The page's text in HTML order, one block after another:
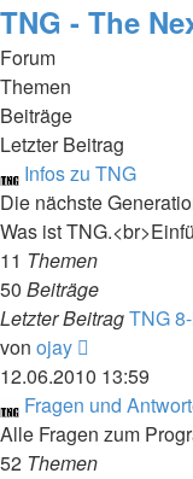
TNG - The
Forum
Themen
Beiträge
Letzter Beitrag
Infos zu TNG
Die nächste
Was ist
11 Themen
50 Beiträge
Letzter BeitragTNG
von ojay
Beitrag
12.06.2010 13:59
Fragen und
Alle Fragen zum
52 Themen